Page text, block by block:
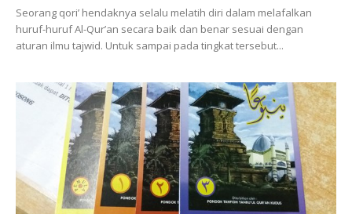
Seorang qori’ hendaknya selalu melatih diri dalam melafalkan
huruf-huruf Al-Qur’an secara baik dan benar sesuai dengan
aturan ilmu tajwid. Untuk sampai pada tingkat tersebut...